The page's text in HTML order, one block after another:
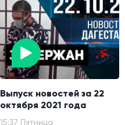
Выпуск новостей за 22
октября 2021 года
15:37 Пятница